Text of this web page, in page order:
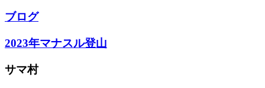
ブログ
2023年マナスル登山
サマ村